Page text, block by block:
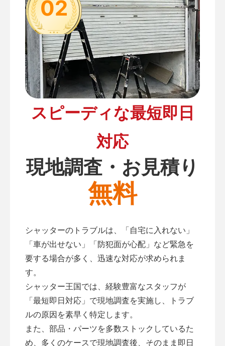
02
スピーディな最短即日
対応
現地調査・お見積り
無料
シャッターのトラブルは、「自宅に入れない」
「車が出せない」「防犯面が心配」など緊急を
要する場合が多く、迅速な対応が求められま
す。
シャッター王国では、経験豊富なスタッフが
「最短即日対応」で現地調査を実施し、トラブ
ルの原因を素早く特定します。
また、部品・パーツを多数ストックしているた
め、多くのケースで現地調査後、そのまま即日